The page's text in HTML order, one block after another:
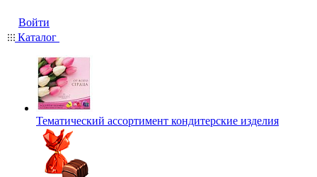
Войти
Каталог
Тематический ассортимент кондитерские изделия